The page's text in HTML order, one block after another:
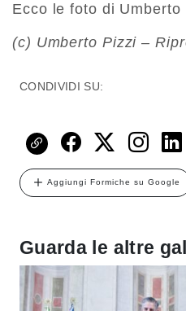
Ecco le foto di Umberto
(c) Umberto Pizzi –
CONDIVIDI SU:
Aggiungi Formiche su Google
Guarda le altre